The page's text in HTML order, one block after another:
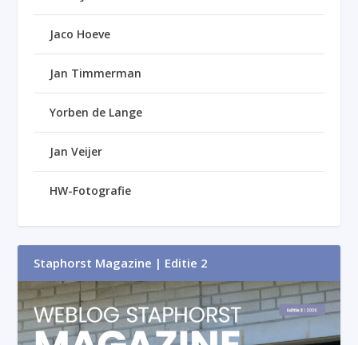
Jaco Hoeve
Jan Timmerman
Yorben de Lange
Jan Veijer
HW-Fotografie
Staphorst Magazine | Editie 2